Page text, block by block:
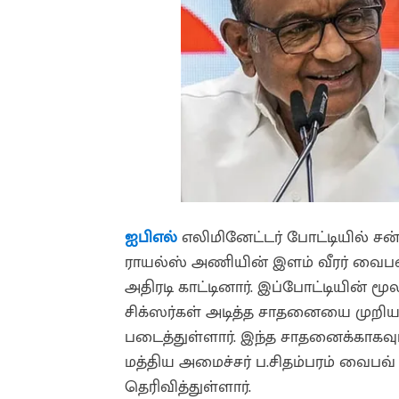
ஐபிஎல்எலிமினேட்டர் போட்டியில்
ராயல்ஸ் அணியின் இளம் வீரர் வைபவ்
அதிரடி காட்டினார். இப்போட்டியின்
சிக்ஸர்கள் அடித்த சாதனையை
படைத்துள்ளார். இந்த
மத்திய அமைச்சர் ப.சிதம்பரம்
தெரிவித்துள்ளார்.